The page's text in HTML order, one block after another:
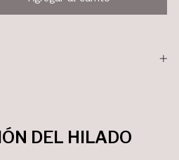
DEL HILADO